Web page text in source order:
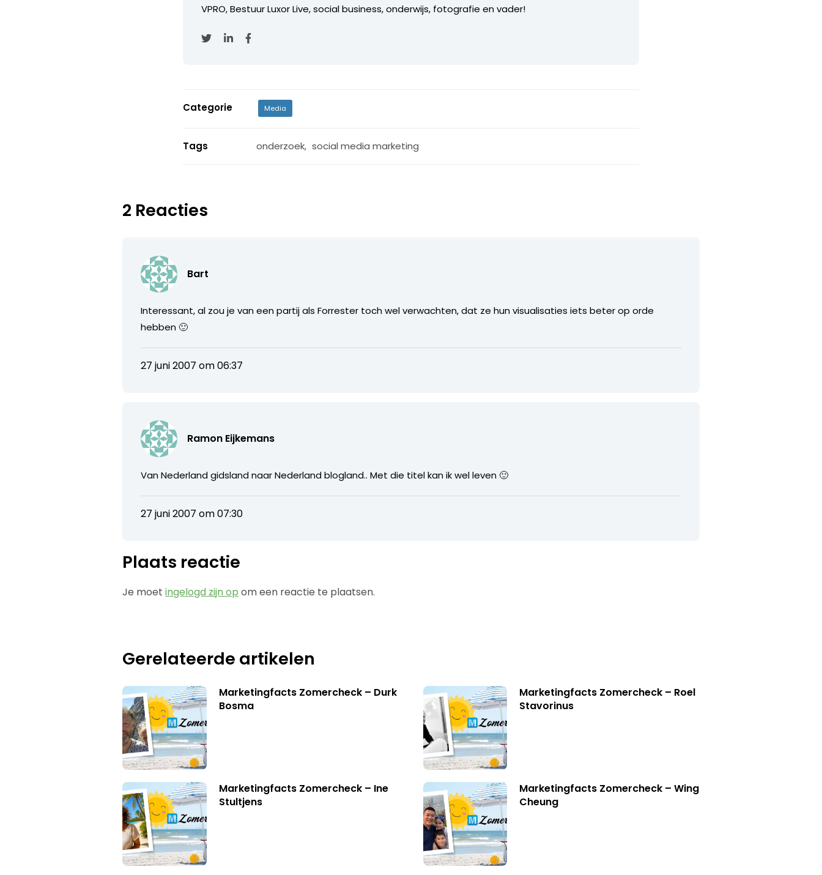
VPRO, Bestuur Luxor Live, social business, onderwijs, fotografie en vader!
Categorie Media
Tags onderzoek, social media marketing
2 Reacties
Bart
Interessant, al zou je van een partij als Forrester toch wel verwachten, dat ze hun visualisaties iets beter op orde
hebben 🙂
27 juni 2007 om 06:37
Ramon Eijkemans
Van Nederland gidsland naar Nederland blogland.. Met die titel kan ik wel leven 🙂
27 juni 2007 om 07:30
Plaats reactie
Je moetingelogd zijn op om een reactie te plaatsen.
Gerelateerde artikelen
Marketingfacts Zomercheck – Durk
Bosma
Marketingfacts Zomercheck – Roel
Stavorinus
Marketingfacts Zomercheck – Ine
Stultjens
Marketingfacts Zomercheck – Wing
Cheung